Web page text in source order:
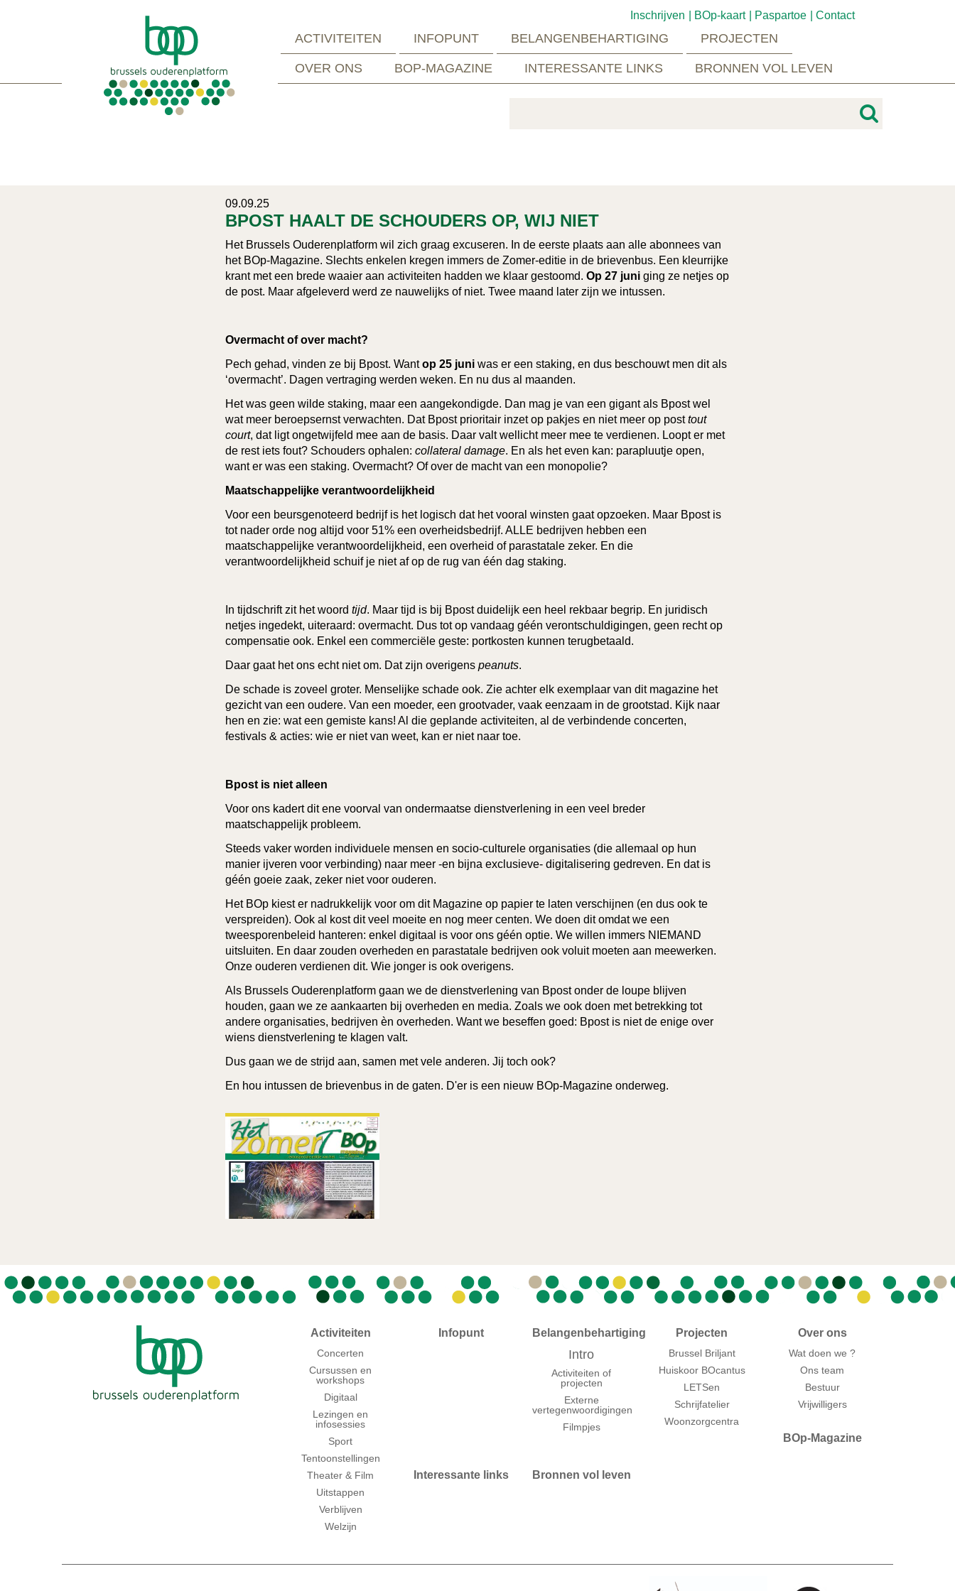
Inschrijven BOp-kaart Paspartoe Contact
ACTIVITEITEN INFOPUNT BELANGENBEHARTIGING PROJECTEN
OVER ONS BOP-MAGAZINE INTERESSANTE LINKS BRONNEN VOL LEVEN
09.09.25
BPOST HAALT DE SCHOUDERS OP, WIJ NIET
Het Brussels Ouderenplatform wil zich graag excuseren. In de eerste plaats aan alle abonnees van
het BOp-Magazine. Slechts enkelen kregen immers de Zomer-editie in de brievenbus. Een kleurrijke
krant met een brede waaier aan activiteiten hadden we klaar gestoomd. Op 27 juni ging ze netjes op
de post. Maar afgeleverd werd ze nauwelijks of niet. Twee maand later zijn we intussen.
Overmacht of over macht?
Pech gehad, vinden ze bij Bpost. Wantop 25 juni was er een staking, en dus beschouwt men dit als
‘overmacht’. Dagen vertraging werden weken. En nu dus al maanden.
Het was geen wilde staking, maar een aangekondigde. Dan mag je van een gigant als Bpost wel
wat meer beroepsernst verwachten. Dat Bpost prioritair inzet op pakjes en niet meer op posttout
court, dat ligt ongetwijfeld mee aan de basis. Daar valt wellicht meer mee te verdienen. Loopt er met
de rest iets fout? Schouders ophalen: collateral damage. En als het even kan: parapluutje open,
want er was een staking. Overmacht? Of over de macht van een monopolie?
Maatschappelijke verantwoordelijkheid
Voor een beursgenoteerd bedrijf is het logisch dat het vooral winsten gaat opzoeken. Maar Bpost is
tot nader orde nog altijd voor 51% een overheidsbedrijf. ALLE bedrijven hebben een
maatschappelijke verantwoordelijkheid, een overheid of parastatale zeker. En die
verantwoordelijkheid schuif je niet af op de rug van één dag staking.
In tijdschrift zit het woord tijd. Maar tijd is bij Bpost duidelijk een heel rekbaar begrip. En juridisch
netjes ingedekt, uiteraard: overmacht. Dus tot op vandaag géén verontschuldigingen, geen recht op
compensatie ook. Enkel een commerciële geste: portkosten kunnen terugbetaald.
Daar gaat het ons echt niet om. Dat zijn overigens peanuts.
De schade is zoveel groter. Menselijke schade ook. Zie achter elk exemplaar van dit magazine het
gezicht van een oudere. Van een moeder, een grootvader, vaak eenzaam in de grootstad. Kijk naar
hen en zie: wat een gemiste kans! Al die geplande activiteiten, al de verbindende concerten,
festivals & acties: wie er niet van weet, kan er niet naar toe.
Bpost is niet alleen
Voor ons kadert dit ene voorval van ondermaatse dienstverlening in een veel breder
maatschappelijk probleem.
Steeds vaker worden individuele mensen en socio-culturele organisaties (die allemaal op hun
manier ijveren voor verbinding) naar meer -en bijna exclusieve- digitalisering gedreven. En dat is
géén goeie zaak, zeker niet voor ouderen.
Het BOp kiest er nadrukkelijk voor om dit Magazine op papier te laten verschijnen (en dus ook te
verspreiden). Ook al kost dit veel moeite en nog meer centen. We doen dit omdat we een
tweesporenbeleid hanteren: enkel digitaal is voor ons géén optie. We willen immers NIEMAND
uitsluiten. En daar zouden overheden en parastatale bedrijven ook voluit moeten aan meewerken.
Onze ouderen verdienen dit. Wie jonger is ook overigens.
Als Brussels Ouderenplatform gaan we de dienstverlening van Bpost onder de loupe blijven
houden, gaan we ze aankaarten bij overheden en media. Zoals we ook doen met betrekking tot
andere organisaties, bedrijven èn overheden. Want we beseffen goed: Bpost is niet de enige over
wiens dienstverlening te klagen valt.
Dus gaan we de strijd aan, samen met vele anderen. Jij toch ook?
En hou intussen de brievenbus in de gaten. D'er is een nieuw BOp-Magazine onderweg.
Activiteiten
Concerten
Cursussen en
workshops
Digitaal
Lezingen en
infosessies
Sport
Tentoonstellingen
Theater & Film
Uitstappen
Verblijven
Welzijn
Infopunt Belangenbehartiging
Intro
Activiteiten of
projecten
Externe
vertegenwoordigingen
Filmpjes
Projecten
Brussel Briljant
Huiskoor BOcantus
LETSen
Schrijfatelier
Woonzorgcentra
Over ons
Wat doen we ?
Ons team
Bestuur
Vrijwilligers
BOp-Magazine
Interessante links Bronnen vol leven